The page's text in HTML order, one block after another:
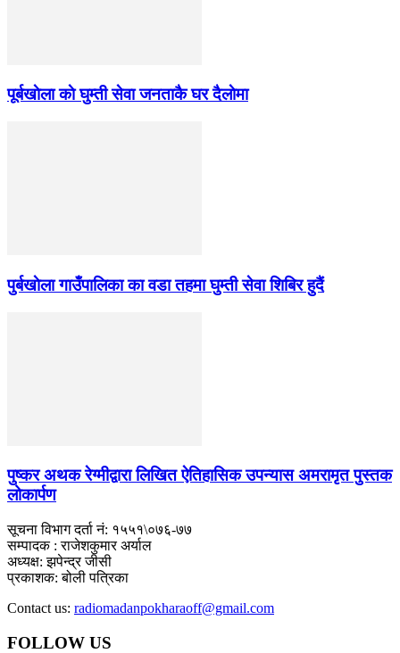
पूर्बखाेला काे घुम्ती सेवा जनताकै घर दैलाेमा
पुर्बखाेला गाउँपालिका का वडा तहमा घुम्ती सेवा शिबिर हुदैं
पुष्कर अथक रेग्मीद्वारा लिखित ऐतिहासिक उपन्यास अमरामृत पुस्तक
लोकार्पण
सूचना विभाग दर्ता नं: १५५१\०७६-७७
सम्पादक : राजेशकुमार अर्याल
अध्यक्ष: झपेन्द्र जीसी
प्रकाशक: बोली पत्रिका
Contact us: radiomadanpokharaoff@gmail.com
FOLLOW US